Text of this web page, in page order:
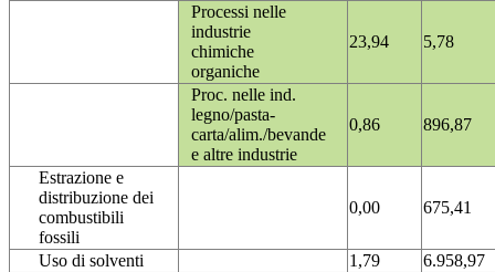
Processi nelle
industrie
chimiche
organiche
23,94 5,78
Proc. nelle ind.
legno/pasta-
carta/alim./bevande
e altre industrie
0,86 896,87
Estrazione e
distribuzione dei
combustibili
fossili
0,00 675,41
Uso di solventi 1,79
6.958,97